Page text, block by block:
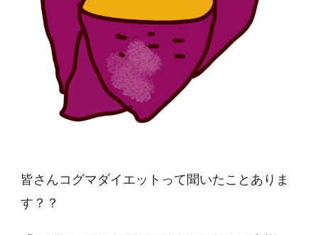
皆さんコグマダイエットって聞いたことありま
す？？